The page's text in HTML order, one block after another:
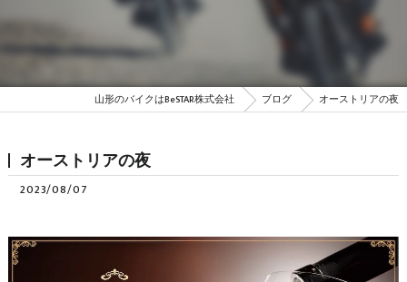
山形のバイクはBeSTAR株式会社 ブログ オーストリアの夜
オーストリアの夜
2023/08/07